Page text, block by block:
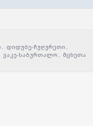
, დიდუბე-ჩუღურეთი ,
ვაკე-საბურთალო , მცხეთა